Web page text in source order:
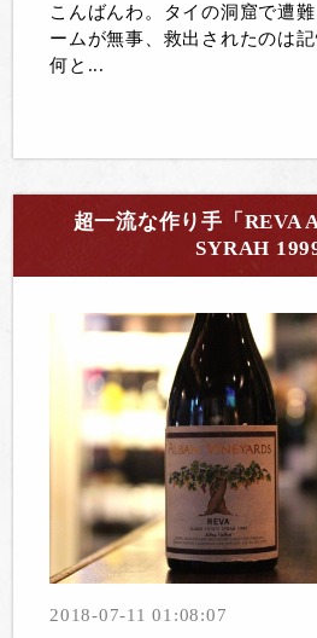
こんばんわ。タイの洞窟で遭
ームが無事、救出されたのは記
何と...
超一流な作り手「REVA
SYRAH 1999
2018-07-11 01:08:07